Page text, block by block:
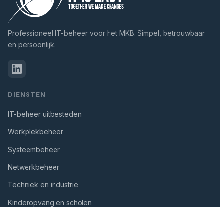
Professioneel IT-beheer voor het MKB. Simpel, betrouwbaar
en persoonlijk.
DIENSTEN
IT-beheer uitbesteden
Werkplekbeheer
Systeembeheer
Netwerkbeheer
Techniek en industrie
Kinderopvang en scholen